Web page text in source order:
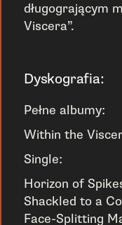
długogrającym
Viscera”.
Dyskografia:
Pełne albumy:
Within the
Single:
Horizon of
Shackled to a
Face-Splitting